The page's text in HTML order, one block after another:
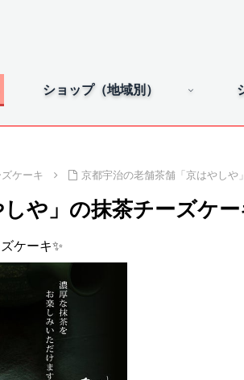
ショップ（地域別）
ケーキ 京都宇治の老舗茶舗「京はやしや
や」の抹茶チーズケー
ケーキ✨